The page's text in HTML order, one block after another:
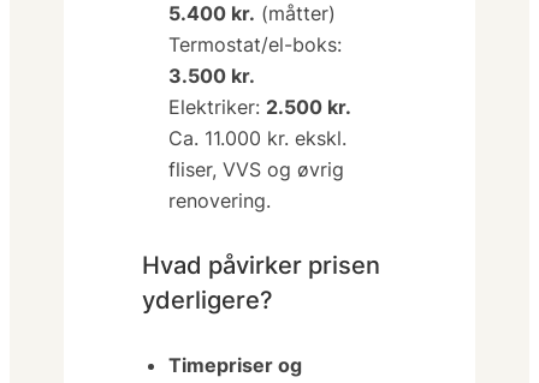
5.400 kr. (måtter)
Termostat/el-boks:
3.500 kr.
Elektriker: 2.500 kr.
Ca. 11.000 kr. ekskl.
fliser, VVS og øvrig
renovering.
Hvad påvirker prisen
yderligere?
Timepriser og